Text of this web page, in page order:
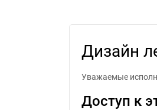
Дизайн
Уважаемые
Доступ к